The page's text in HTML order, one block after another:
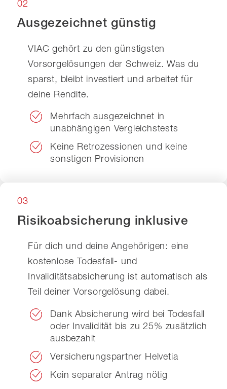
02
Ausgezeichnet günstig
VIAC gehört zu den günstigsten
Vorsorgelösungen der Schweiz. Was du
sparst, bleibt investiert und arbeitet für
deine Rendite.
Mehrfach ausgezeichnet in
unabhängigen Vergleichstests
Keine Retrozessionen und keine
sonstigen Provisionen
03
Risikoabsicherung inklusive
Für dich und deine Angehörigen: eine
kostenlose Todesfall- und
Invaliditätsabsicherung ist automatisch als
Teil deiner Vorsorgelösung dabei.
Dank Absicherung wird bei Todesfall
oder Invalidität bis zu 25% zusätzlich
ausbezahlt
Versicherungspartner Helvetia
Kein separater Antrag nötig